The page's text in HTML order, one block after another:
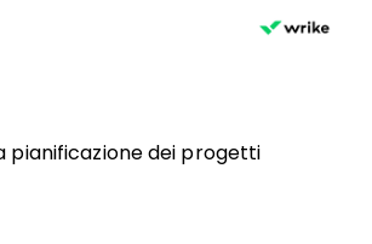
pianificazione dei progetti